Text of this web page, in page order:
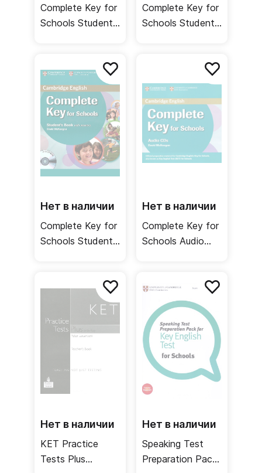
Complete Key for
Schools Student's
Complete Key for
Schools Student's
Нет в наличии
Complete Key for
Schools Student's
Учебник +
Нет в наличии
Complete Key for
Schools Audio
Нет в наличии
KET Practice
Tests Plus
Нет в наличии
Speaking Test
Preparation Pack